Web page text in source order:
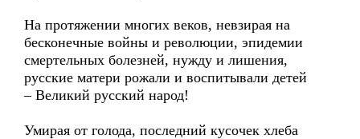
На протяжении многих веков, невзирая на
бесконечные войны и революции, эпидемии
смертельных болезней, нужду и лишения,
русские матери рожали и воспитывали детей
– Великий русский народ!
Умирая от голода, последний кусочек хлеба